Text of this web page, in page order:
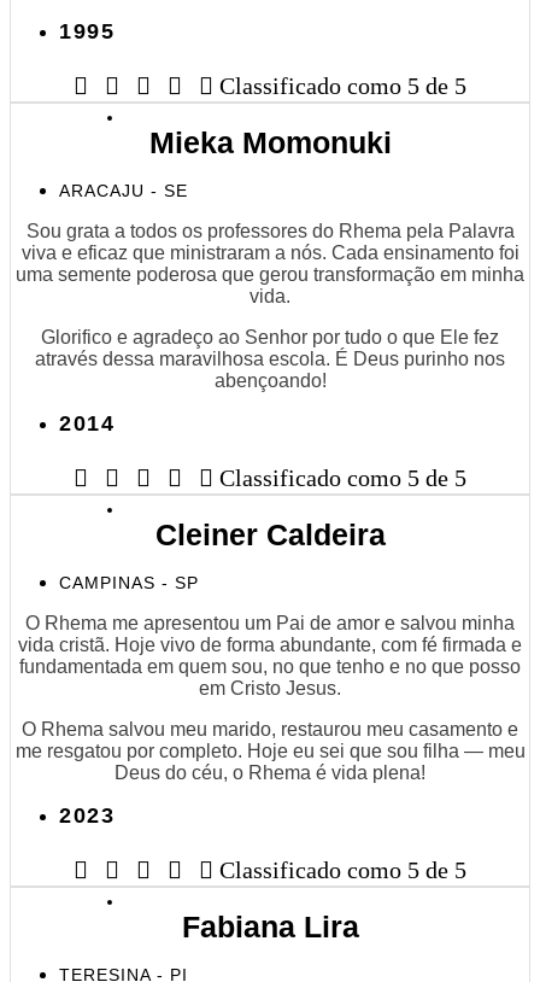
1995
     Classificado como 5 de 5
Mieka Momonuki
ARACAJU - SE
Sou grata a todos os professores do Rhema pela Palavra
viva e eficaz que ministraram a nós. Cada ensinamento foi
uma semente poderosa que gerou transformação em minha
vida.
Glorifico e agradeço ao Senhor por tudo o que Ele fez
através dessa maravilhosa escola. É Deus purinho nos
abençoando!
2014
     Classificado como 5 de 5
Cleiner Caldeira
CAMPINAS - SP
O Rhema me apresentou um Pai de amor e salvou minha
vida cristã. Hoje vivo de forma abundante, com fé firmada e
fundamentada em quem sou, no que tenho e no que posso
em Cristo Jesus.
O Rhema salvou meu marido, restaurou meu casamento e
me resgatou por completo. Hoje eu sei que sou filha — meu
Deus do céu, o Rhema é vida plena!
2023
     Classificado como 5 de 5
Fabiana Lira
TERESINA - PI